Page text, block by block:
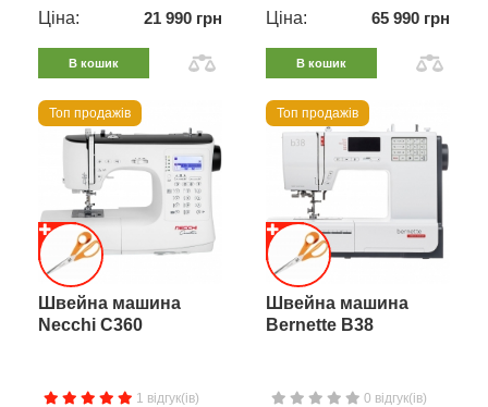
Ціна: 21 990 грн
В кошик
Ціна: 65 990 грн
В кошик
Топ продажів
Швейна машина
Necchi C360
1 відгук(ів)
Топ продажів
Швейна машина
Bernette B38
0 відгук(ів)